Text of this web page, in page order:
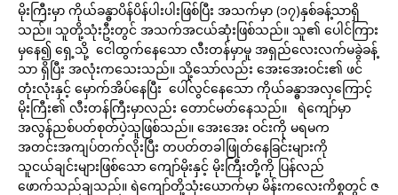
မိုးကြီးမှာ ကိုယ်ခန္ဓာပိန်ပိန်ပါးပါးဖြစ်ပြီး အသက်မှာ (၁၇)နှစ်ခန့်သာရှိ
သည်။ သူတို့သုံးဦးတွင် အသက်အငယ်ဆုံးဖြစ်သည်။ သူ၏ ပေါင်ကြား
မှနေ၍ ရှေ့သို့ ငေါထွက်နေသော လီးတန်မှာမူ အရှည်လေးလက်မခွဲခန့်
သာ ရှိပြီး အလုံးကသေးသည်။ သို့သော်လည်း အေးအေးဝင်း၏ ဖင်
တုံးလုံးနှင့် မှောက်အိပ်နေပြီး ပေါ်လွင်နေသော ကိုယ်ခန္ဓာအလှကြောင့်
မိုးကြီး၏ လီးတန်ကြီးမှာလည်း တောင်မတ်နေသည်။ ရဲကျော်မှာ
အလွန်ညစ်ပတ်စုတ်ပဲ့သူဖြစ်သည်။ အေးအေး ဝင်းကို မရမက
အတင်းအကျပ်တက်လိုးပြီး တပတ်တခါဖြုတ်နေခြင်းများကို
သူငယ်ချင်းများဖြစ်သော ကျော်မိုးနှင့် မိုးကြီးတို့ကို ပြန်လည်
ဖောက်သည်ချသည်။ ရဲကျော်တို့သုံးယောက်မှာ မိန်းကလေးကိစ္စတွင် ဇ